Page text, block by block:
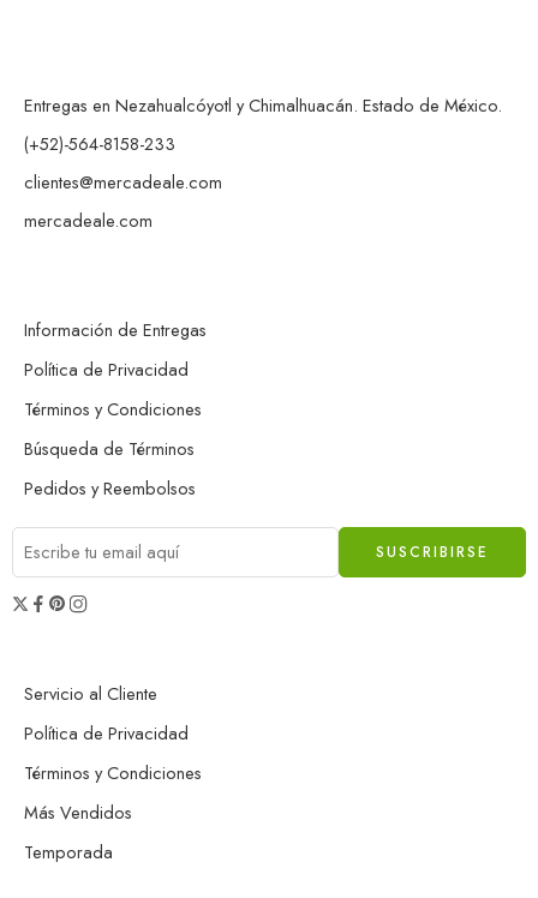
Entregas en Nezahualcóyotl y Chimalhuacán. Estado de México.
(+52)-564-8158-233
clientes@mercadeale.com
mercadeale.com
Información de Entregas
Política de Privacidad
Términos y Condiciones
Búsqueda de Términos
Pedidos y Reembolsos
Servicio al Cliente
Política de Privacidad
Términos y Condiciones
Más Vendidos
Temporada